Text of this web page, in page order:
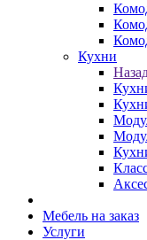
Кухни
Мебель на заказ
Услуги